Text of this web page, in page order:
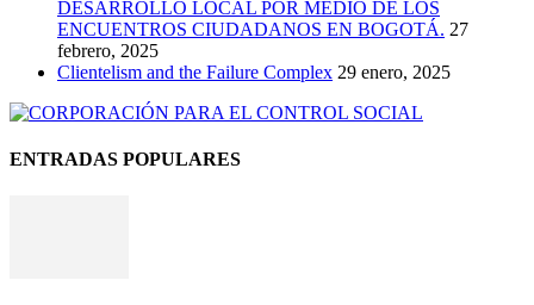
DESARROLLO LOCAL POR MEDIO DE LOS
ENCUENTROS CIUDADANOS EN BOGOTÁ. 27
febrero, 2025
Clientelism and the Failure Complex 29 enero, 2025
ENTRADAS POPULARES